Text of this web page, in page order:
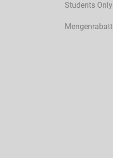
Students Only
Mengenrabatt